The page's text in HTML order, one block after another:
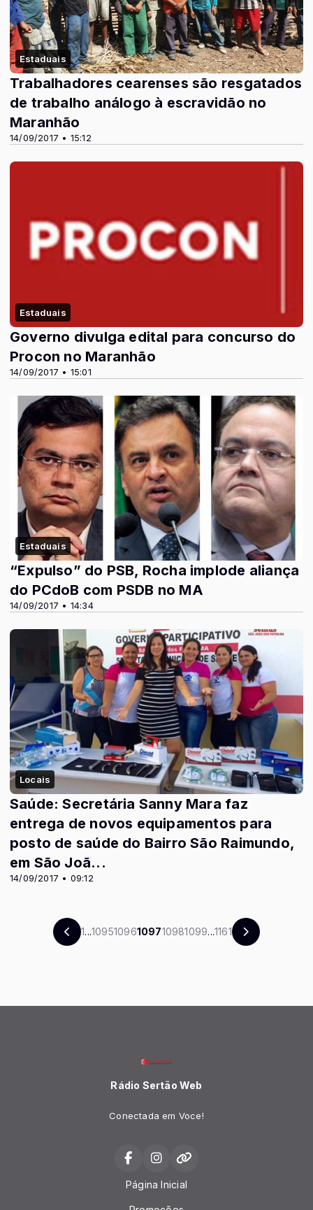
Estaduais
14/09/2017 • 15:12
Trabalhadores cearenses são resgatados
de trabalho análogo à escravidão no
Maranhão
Estaduais
14/09/2017 • 15:01
Governo divulga edital para concurso do
Procon no Maranhão
Estaduais
14/09/2017 • 14:34
“Expulso” do PSB, Rocha implode aliança
do PCdoB com PSDB no MA
Locais
14/09/2017 • 09:12
Saúde: Secretária Sanny Mara faz
entrega de novos equipamentos para
posto de saúde do Bairro São Raimundo,
em São Joã...
1...10951096109710981099...1161
Rádio Sertão Web
Conectada em Voce!
Página Inicial